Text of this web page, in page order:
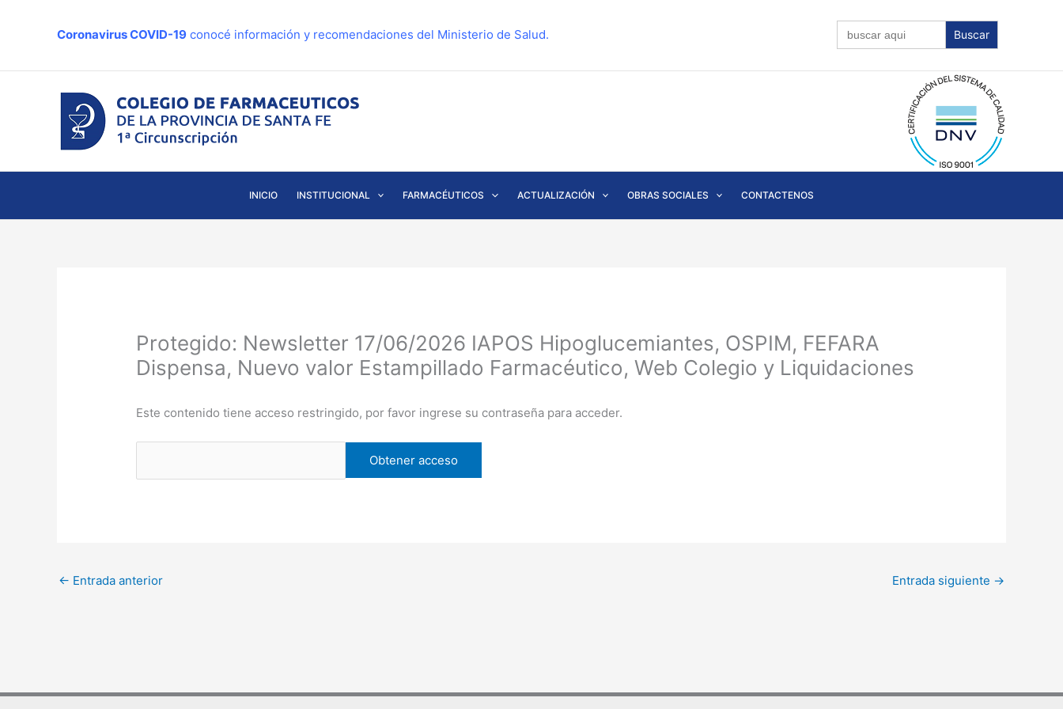
Coronavirus COVID-19 conocé información y recomendaciones del Ministerio de Salud.
Buscar:
INICIO INSTITUCIONAL FARMACÉUTICOS ACTUALIZACIÓN OBRAS SOCIALES CONTACTENOS
Protegido: Newsletter 17/06/2026 IAPOS Hipoglucemiantes, OSPIM, FEFARA
Dispensa, Nuevo valor Estampillado Farmacéutico, Web Colegio y Liquidaciones
Este contenido tiene acceso restringido, por favor ingrese su contraseña para acceder.
← Entrada anterior Entrada siguiente →